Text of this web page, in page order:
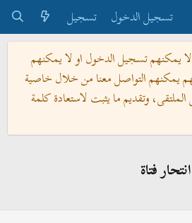
تسجيل الدخول
تسجيل
لا يمكنهم تسجيل الدخول او لا يمكنهم
يمكنهم التواصل معنا من خلال خاصية
وتقديم ما يثبت لاستعادة كلمة